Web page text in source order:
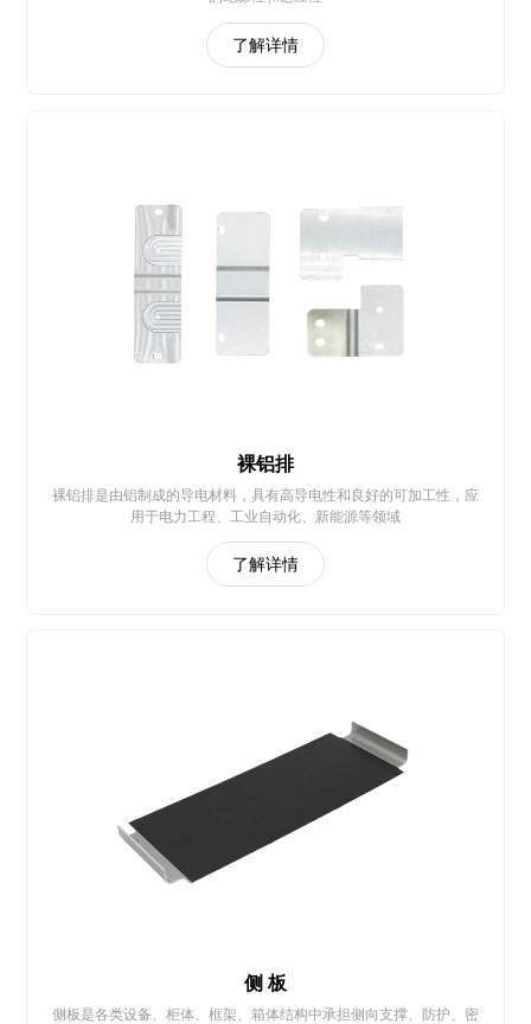
了解详情
裸铝排
裸铝排是由铝制成的导电材料，具有高导电性和良好的可加工性，应
用于电力工程、工业自动化、新能源等领域
了解详情
侧 板
侧板是各类设备、柜体、框架、箱体结构中承担侧向支撑、防护、密